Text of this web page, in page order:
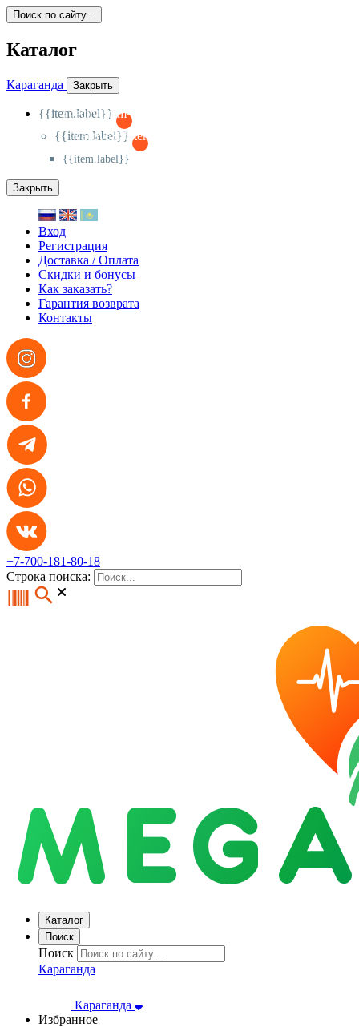
Поиск по сайту...
Каталог
Караганда Закрыть
{{item.label}}
{{activeItem==item.id?'-
{{item.label}}
{{activeSubitem==item.id?'-
{{item.label}}
Закрыть
Вход
Регистрация
Доставка / Оплата
Скидки и бонусы
Как заказать?
Гарантия возврата
Контакты
+7-700-181-80-18
Строка поиска:
Каталог
Поиск
Поиск
Караганда
Караганда
Избранное